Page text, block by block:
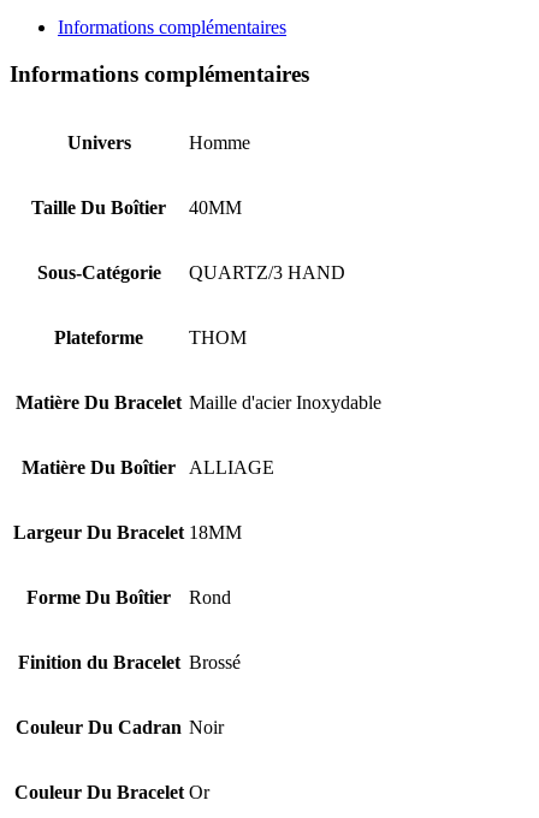
Informations complémentaires
Informations complémentaires
Univers Homme
Taille Du Boîtier 40MM
Sous-Catégorie QUARTZ/3 HAND
Plateforme THOM
Matière Du Bracelet Maille d'acier Inoxydable
Matière Du Boîtier ALLIAGE
Largeur Du Bracelet 18MM
Forme Du Boîtier Rond
Finition du Bracelet Brossé
Couleur Du Cadran Noir
Couleur Du Bracelet Or